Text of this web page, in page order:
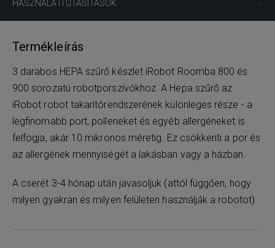
HASZNÁLATI UTASÍTÁSOK
Termékleírás
3 darabos HEPA szűrő készlet iRobot Roomba 800 és
900 sorozatú robotporszívókhoz. A Hepa szűrő az
iRobot robot takarítórendszerének különleges része - a
legfinomabb port, polleneket és egyéb allergéneket is
felfogja, akár 10 mikronos méretig. Ez csökkenti a por és
az allergének mennyiségét a lakásban vagy a házban.
A cserét 3-4 hónap után javasoljuk (attól függően, hogy
milyen gyakran és milyen felületen használják a robotot)